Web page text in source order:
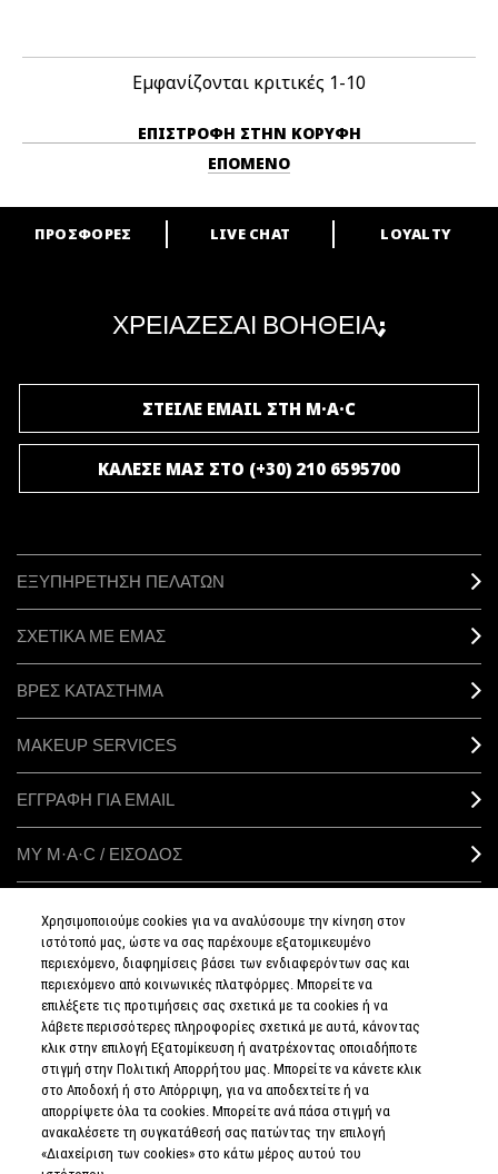
Εμφανίζονται κριτικές 1-10
ΕΠΙΣΤΡΟΦΉ ΣΤΗΝ ΚΟΡΥΦΉ
ΕΠΌΜΕΝΟ
ARE YOU A M·A·C LOVER?
ΠΡΟΣΦΟΡΕΣ LIVE CHAT LOYALTY
ΧΡΕΙΑΖΕΣΑΙ ΒΟΗΘΕΙΑ;
ΣΤΕΙΛΕ EMAIL ΣΤΗ M·A·C
ΚΑΛΕΣΕ ΜΑΣ ΣΤΟ (+30) 210 6595700
ΕΞΥΠΗΡΕΤΗΣΗ ΠΕΛΑΤΩΝ
ΣΧΕΤΙΚΑ ΜΕ ΕΜΑΣ
ΒΡΕΣ ΚΑΤΑΣΤΗΜΑ
MAKEUP SERVICES
ΕΓΓΡΑΦΗ ΓΙΑ EMAIL
ΜΥ M·A·C / ΕΙΣΟΔΟΣ
ΣΥΝΔΕΘΕΙΤΕ
ΠΟΛΙΤΙΚΗ
ΑΠΟΡΡΗΤΟΥ
ΟΡΟΙ &
ΠΡΟΥΠΟΘΕΣΕΙΣ
ΟΡΟΙ
ΠΩΛΗΣΗΣ
ΠΟΛΙΤΙΚΗ
Χρησιμοποιούμε cookies για να αναλύσουμε την κίνηση στον
ιστότοπό μας, ώστε να σας παρέχουμε εξατομικευμένο
περιεχόμενο, διαφημίσεις βάσει των ενδιαφερόντων σας και
περιεχόμενο από κοινωνικές πλατφόρμες. Μπορείτε να
επιλέξετε τις προτιμήσεις σας σχετικά με τα cookies ή να
λάβετε περισσότερες πληροφορίες σχετικά με αυτά, κάνοντας
κλικ στην επιλογή Εξατομίκευση ή ανατρέχοντας οποιαδήποτε
στιγμή στην Πολιτική Απορρήτου μας. Μπορείτε να κάνετε κλικ
στο Αποδοχή ή στο Απόρριψη, για να αποδεχτείτε ή να
απορρίψετε όλα τα cookies. Μπορείτε ανά πάσα στιγμή να
ανακαλέσετε τη συγκατάθεσή σας πατώντας την επιλογή
«Διαχείριση των cookies» στο κάτω μέρος αυτού του